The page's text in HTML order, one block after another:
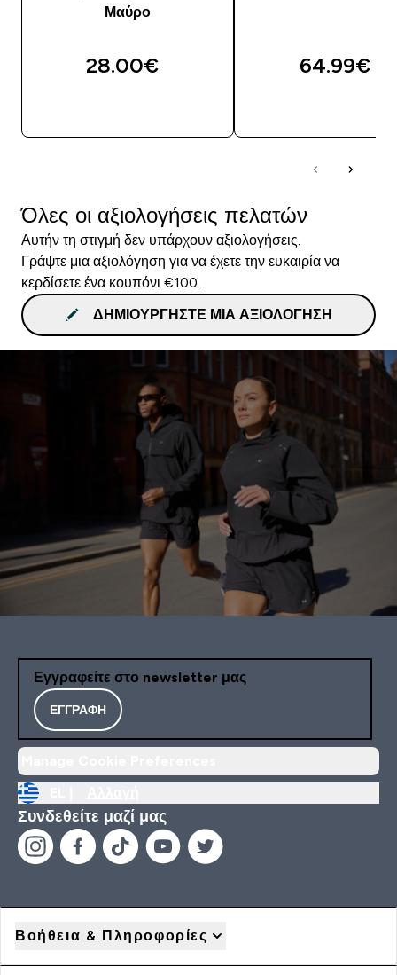
Μαύρο
28.00€‎ 64.99€‎
Όλες οι αξιολογήσεις πελατών
Αυτήν τη στιγμή δεν υπάρχουν αξιολογήσεις.
Γράψτε μια αξιολόγηση για να έχετε την ευκαιρία να
κερδίσετε ένα κουπόνι €100.
ΔΗΜΙΟΥΡΓΉΣΤΕ ΜΙΑ ΑΞΙΟΛΌΓΗΣΗ
Εγγραφείτε στο newsletter μας
ΕΓΓΡΑΦΉ
Συνδεθείτε μαζί μας
Βοήθεια & Πληροφορίες